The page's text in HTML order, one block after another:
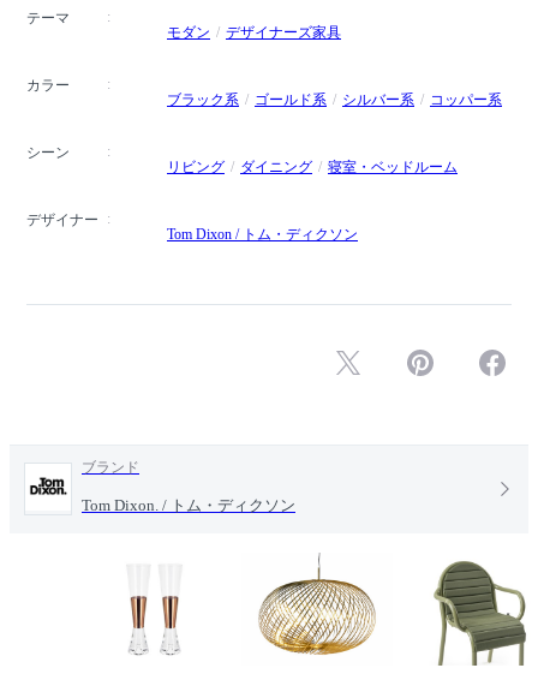
テーマ
モダン
デザイナーズ家具
カラー
ブラック系
ゴールド系 シルバー系 コッパー系
シーン
リビング
ダイニング 寝室・ベッドルーム
デザイナー
Tom Dixon / トム・ディクソン
ブランド
Tom Dixon. / トム・ディクソン